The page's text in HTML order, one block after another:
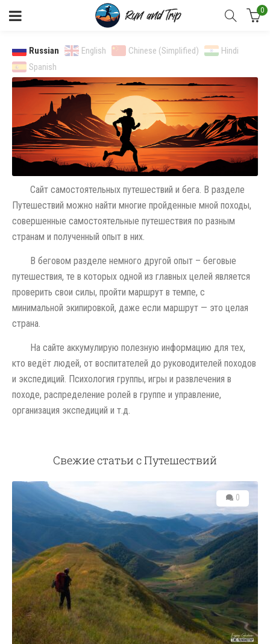
0
Russian English Chinese (Simplified)
Hindi
Spanish
Сайт самостоятельных путешествий и бега. В разделе
Путешествий можно найти многие пройденные мной походы,
совершенные самостоятельные путешествия по разным
странам и полученный опыт в них.
В беговом разделе немного другой опыт – беговые
путешествия, те в которых одной из главных целей является
проверить свои силы, пройти маршрут в темпе, с
минимальной экипировкой, даже если маршрут — это целая
страна.
На сайте аккумулирую полезную информацию для тех,
кто ведёт людей, от воспитателей до руководителей походов
и экспедиций. Психология группы, игры и развлечения в
походе, распределение ролей в группе и управление,
организация экспедиций и т.д.
Свежие статьи с Путешествий
0